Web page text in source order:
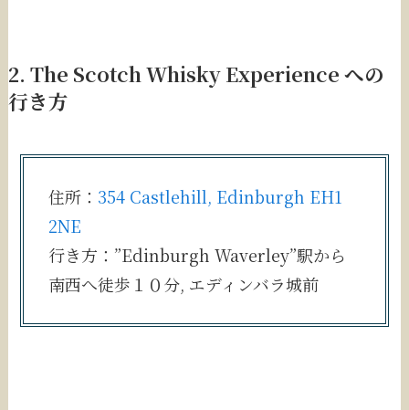
2. The Scotch Whisky Experience への
行き方
住所： 354 Castlehill, Edinburgh EH1
2NE
行き方：”Edinburgh Waverley”駅から
南西へ徒歩１０分, エディンバラ城前